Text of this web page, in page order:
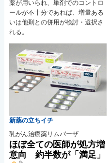
薬が用いられ、単剤でのコントロ
ールが不十分であれば、増量ある
いは他剤との併用が検討・選択さ
れる。
新薬の立ちイチ
乳がん治療薬リムパーザ
ほぼ全ての医師が処方増
意向 約半数が「満足」